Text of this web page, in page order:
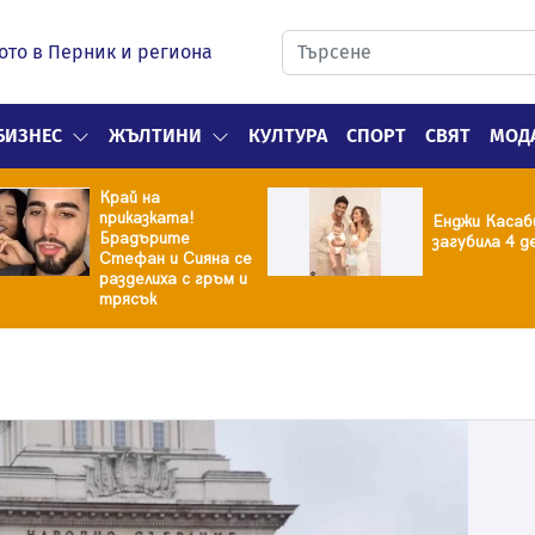
в Перник и региона
ЖЪЛТИНИ КУЛТУРА СПОРТ СВЯТ
Край на
приказката!
Брадърите
Стефан и Сияна се
разделиха с гръм и
трясък
Енджи
загубила 4